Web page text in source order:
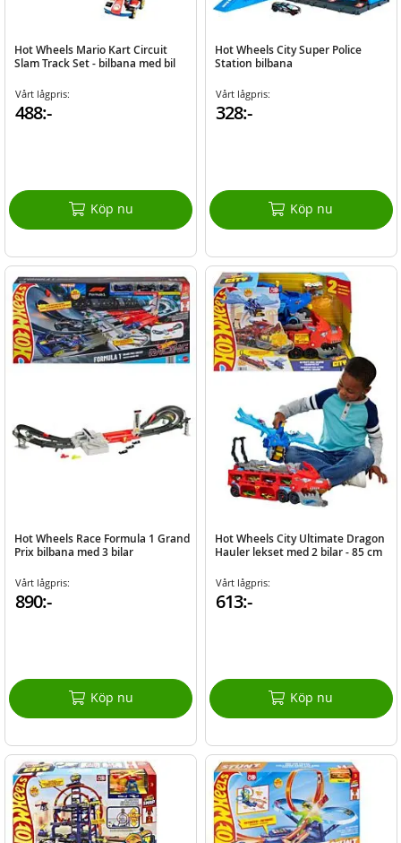
Hot Wheels Mario Kart Circuit
Slam Track Set - bilbana med bil
Vårt lågpris:
488:-
Köp nu
Hot Wheels City Super Police
Station bilbana
Vårt lågpris:
328:-
Köp nu
Hot Wheels Race Formula 1 Grand
Prix bilbana med 3 bilar
Vårt lågpris:
890:-
Köp nu
Hot Wheels City Ultimate Dragon
Hauler lekset med 2 bilar - 85 cm
Vårt lågpris:
613:-
Köp nu